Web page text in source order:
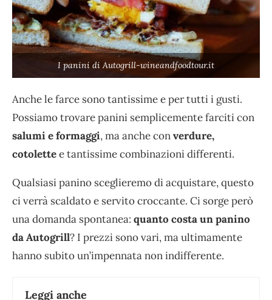
I panini di Autogrill-wineandfoodtour.it
Anche le farce sono tantissime e per tutti i gusti.
Possiamo trovare panini semplicemente farciti con
salumi e formaggi, ma anche converdure,
cotolettee tantissime combinazioni differenti.
Qualsiasi panino sceglieremo di acquistare, questo
ci verrà scaldato e servito croccante. Ci sorge però
una domanda spontanea: quanto costa un panino
da Autogrill? I prezzi sono vari, ma ultimamente
hanno subito un’impennata non indifferente.
Leggi anche